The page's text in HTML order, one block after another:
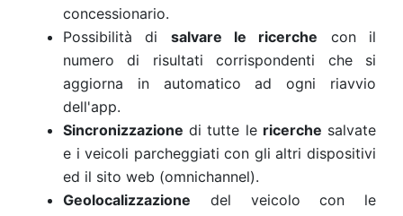
concessionario.
Possibilità di salvare le ricerche con il
numero di risultati corrispondenti che si
aggiorna in automatico ad ogni riavvio
dell'app.
Sincronizzazione di tutte le ricerche salvate
e i veicoli parcheggiati con gli altri dispositivi
ed il sito web (omnichannel).
Geolocalizzazione del veicolo con le